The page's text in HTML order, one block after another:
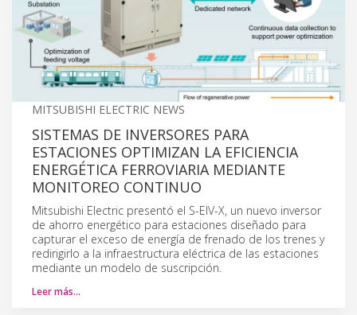
MITSUBISHI ELECTRIC NEWS
SISTEMAS DE INVERSORES PARA
ESTACIONES OPTIMIZAN LA EFICIENCIA
ENERGÉTICA FERROVIARIA MEDIANTE
MONITOREO CONTINUO
Mitsubishi Electric presentó el S-EIV-X, un nuevo inversor
de ahorro energético para estaciones diseñado para
capturar el exceso de energía de frenado de los trenes y
redirigirlo a la infraestructura eléctrica de las estaciones
mediante un modelo de suscripción.
Leer más…